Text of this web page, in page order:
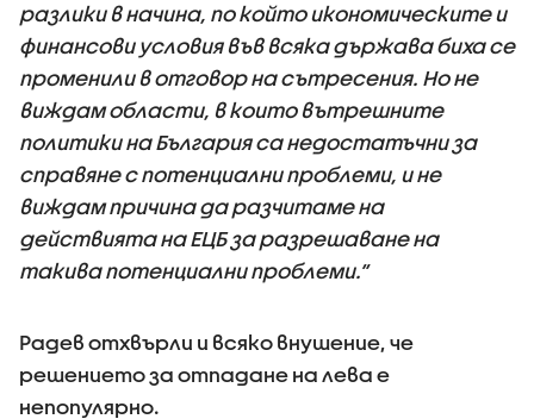
разлики в начина, по който икономическите и
финансови условия във всяка държава биха се
променили в отговор на сътресения. Но не
виждам области, в които вътрешните
политики на България са недостатъчни за
справяне с потенциални проблеми, и не
виждам причина да разчитаме на
действията на ЕЦБ за разрешаване на
такива потенциални проблеми.“
Радев отхвърли и всяко внушение, че
решението за отпадане на лева е
непопулярно.